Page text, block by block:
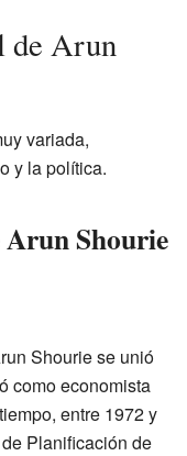
de Arun
variada,
y la política.
Shourie
Shourie se unió
como economista
entre 1972 y
Planificación de